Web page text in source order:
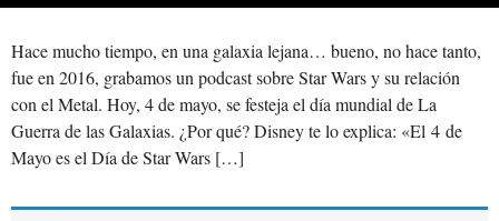
Hace mucho tiempo, en una galaxia lejana… bueno, no hace tanto,
fue en 2016, grabamos un podcast sobre Star Wars y su relación
con el Metal. Hoy, 4 de mayo, se festeja el día mundial de La
Guerra de las Galaxias. ¿Por qué? Disney te lo explica: «El 4 de
Mayo es el Día de Star Wars […]